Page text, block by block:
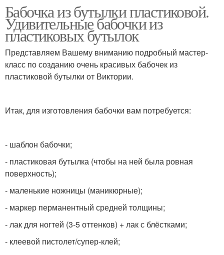
Бабочка из бутылки пластиковой.
Удивительные бабочки из
пластиковых бутылок
Представляем Вашему вниманию подробный мастер-
класс по созданию очень красивых бабочек из
пластиковой бутылки от Виктории.
Итак, для изготовления бабочки вам потребуется:
- шаблон бабочки;
- пластиковая бутылка (чтобы на ней была ровная
поверхность);
- маленькие ножницы (маникюрные);
- маркер перманентный средней толщины;
- лак для ногтей (3-5 оттенков) + лак с блёстками;
- клеевой пистолет/супер-клей;